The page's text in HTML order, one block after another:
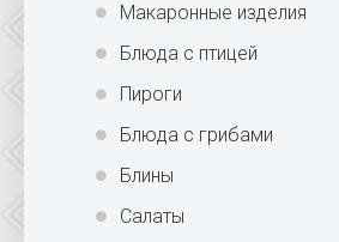
Макаронные изделия
Блюда с птицей
Пироги
Блюда с грибами
Блины
Салаты